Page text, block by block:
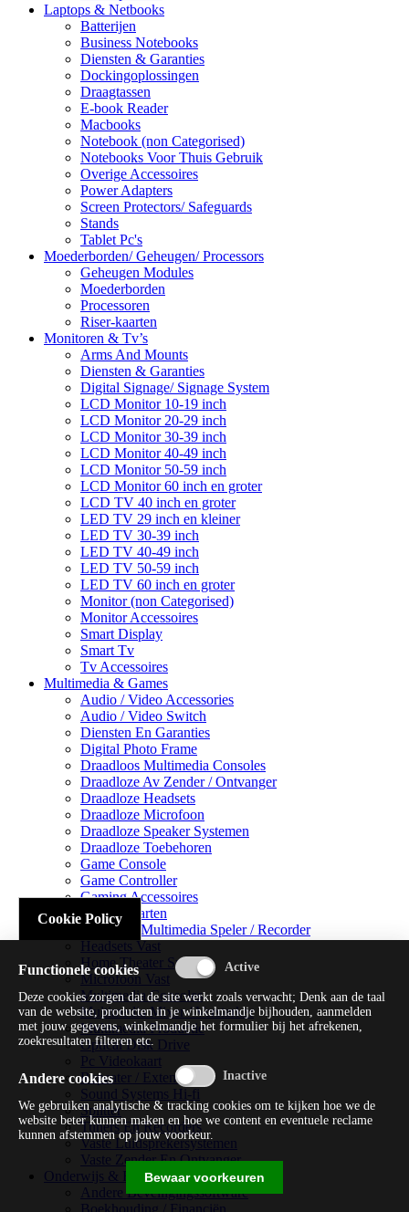
Laptops & Netbooks
Batterijen
Business Notebooks
Diensten & Garanties
Dockingoplossingen
Draagtassen
E-book Reader
Macbooks
Notebook (non Categorised)
Notebooks Voor Thuis Gebruik
Overige Accessoires
Power Adapters
Screen Protectors/ Safeguards
Stands
Tablet Pc's
Moederborden/ Geheugen/ Processors
Geheugen Modules
Moederborden
Processoren
Riser-kaarten
Monitoren & Tv’s
Arms And Mounts
Diensten & Garanties
Digital Signage/ Signage System
LCD Monitor 10-19 inch
LCD Monitor 20-29 inch
LCD Monitor 30-39 inch
LCD Monitor 40-49 inch
LCD Monitor 50-59 inch
LCD Monitor 60 inch en groter
LCD TV 40 inch en groter
LED TV 29 inch en kleiner
LED TV 30-39 inch
LED TV 40-49 inch
LED TV 50-59 inch
LED TV 60 inch en groter
Monitor (non Categorised)
Monitor Accessoires
Smart Display
Smart Tv
Tv Accessoires
Multimedia & Games
Audio / Video Accessories
Audio / Video Switch
Diensten En Garanties
Digital Photo Frame
Draadloos Multimedia Consoles
Draadloze Av Zender / Ontvanger
Draadloze Headsets
Draadloze Microfoon
Draadloze Speaker Systemen
Draadloze Toebehoren
Game Console
Game Controller
Gaming Accessoires
Geluidskaarten
Handheld Multimedia Speler / Recorder
Headsets Vast
Home Theater Systems
Microfoon Vast
Multimedia Consoles
Multimedia Mixer / Versterker
Multimedia Productie
Optical Disk Drive
Pc Videokaart
Repeater / Extender
Sound Systems Hi-fi
Splitter
Tuners En Recorders
Vaste Luidsprekersystemen
Vaste Zender En Ontvanger
Onderwijs & Recreatie
Andere Beveiligingssoftware
Cookie Policy
Functionele cookies
Deze cookies zorgen dat de site werkt zoals verwacht; Denk aan de taal
van de website, producten in je winkelmandje bijhouden, aanmelden
met jouw gegevens, winkelmandje het formulier bij het afrekenen,
zoekresultaten filteren etc.
Andere cookies
We gebruiken analytische & tracking cookies om te kijken hoe we de
website beter kunnen maken en hoe we content en eventuele reclame
kunnen afstemmen op jouw voorkeur.
Bewaar voorkeuren